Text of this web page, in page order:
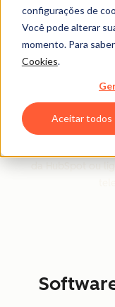
configurações de
Você pode alterar
momento. Para
Cookies.
Aceitar todos
Quer saber mais
que a HubSpot
produtos e
que você vai
da HubSpot ou